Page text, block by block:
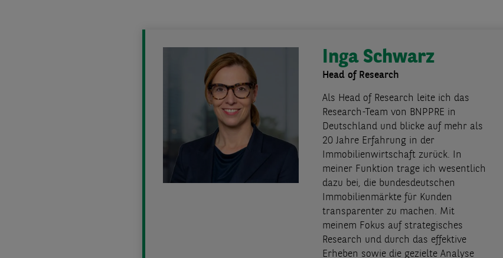
Inga Schwarz
Head of Research
Als Head of Research leite ich das
Research-Team von BNPPRE in
Deutschland und blicke auf mehr als
20 Jahre Erfahrung in der
Immobilienwirtschaft zurück. In
meiner Funktion trage ich wesentlich
dazu bei, die bundesdeutschen
Immobilienmärkte für Kunden
transparenter zu machen. Mit
meinem Fokus auf strategisches
Research und durch das effektive
Erheben sowie die gezielte Analyse